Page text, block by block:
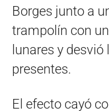
Borges junto a
trampolín con
lunares y
presentes.
El efecto cayó